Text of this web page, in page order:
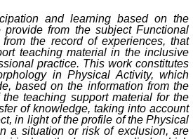
and learning based on the
from the subject Functional
the record of experiences, that
teaching material in the inclusive
practice. This work constitutes
in Physical Activity, which
based on the information from the
teaching support material for the
of knowledge, taking into account
in light of the profile of the Physical
a situation or risk of exclusion, are